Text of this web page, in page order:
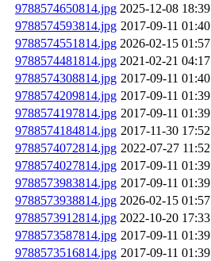
9788574650814.jpg 2025-12-08 18:39
9788574593814.jpg 2017-09-11 01:40
9788574551814.jpg 2026-02-15 01:57
9788574481814.jpg 2021-02-21 04:17
9788574308814.jpg 2017-09-11 01:40
9788574209814.jpg 2017-09-11 01:39
9788574197814.jpg 2017-09-11 01:39
9788574184814.jpg 2017-11-30 17:52
9788574072814.jpg 2022-07-27 11:52
9788574027814.jpg 2017-09-11 01:39
9788573983814.jpg 2017-09-11 01:39
9788573938814.jpg 2026-02-15 01:57
9788573912814.jpg 2022-10-20 17:33
9788573587814.jpg 2017-09-11 01:39
9788573516814.jpg 2017-09-11 01:39